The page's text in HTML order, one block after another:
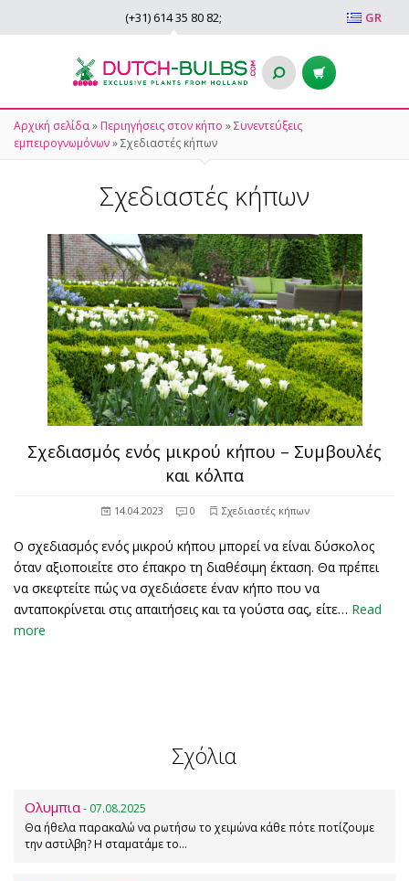
GR
(+31) 614 35 80 82;
Αρχική σελίδα» Περιηγήσεις στον κήπο »Συνεντεύξεις
εμπειρογνωμόνων»Σχεδιαστές κήπων
Σχεδιαστές κήπων
Σχεδιασμός ενός μικρού κήπου – Συμβουλές
και κόλπα
14.04.2023 0 Σχεδιαστές κήπων
Ο σχεδιασμός ενός μικρού κήπου μπορεί να είναι δύσκολος
όταν αξιοποιείτε στο έπακρο τη διαθέσιμη έκταση. Θα πρέπει
να σκεφτείτε πώς να σχεδιάσετε έναν κήπο που να
ανταποκρίνεται στις απαιτήσεις και τα γούστα σας, είτε… Read
more
Σχόλια
Ολυμπια- 07.08.2025
Θα ήθελα παρακαλώ να ρωτήσω το χειμώνα κάθε πότε ποτίζουμε
την αστιλβη? Η σταματάμε το…